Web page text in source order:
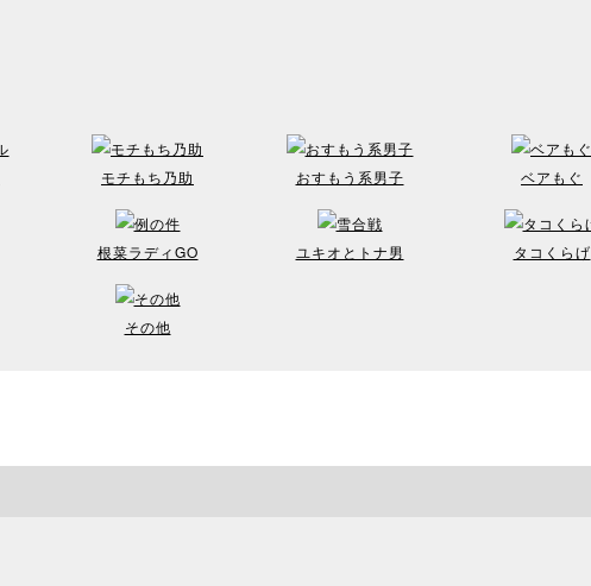
モチもち乃助 おすもう系男子 ベアもぐ
根菜ラディGO ユキオとトナ男 タコくらげ
その他